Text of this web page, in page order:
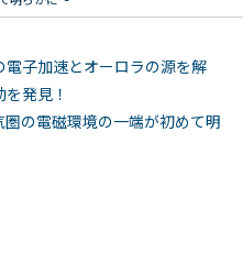
電子加速とオーロラの源を解
発見！
の電磁環境の一端が初めて明